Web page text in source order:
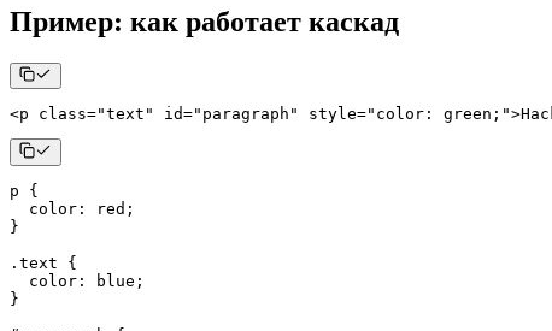
Пример: как работает каскад
<p class="text " id=" paragraph " style=" color : green ; ">
p
{
color : red ;
}
.text
{
color : blue ;
}